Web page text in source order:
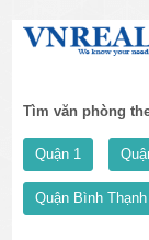
Tìm văn phòng
Quận 1
Quận Bình Thạnh